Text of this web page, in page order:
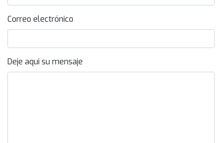
Correo electrónico
Deje aqui su mensaje